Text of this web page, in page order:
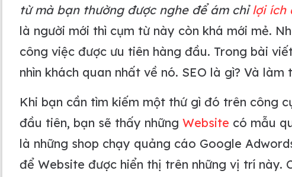
từ mà bạn thường được nghe để ám chỉlợi ích
là người mới thì cụm từ này còn khá mới mẻ.
công việc được ưu tiên hàng đầu. Trong bài
nhìn khách quan nhất về nó. SEO là gì? Và
Khi bạn cần tìm kiếm một thứ gì đó trên công
đầu tiên, bạn sẽ thấy những Website có mẫu
là những shop chạy quảng cáo Google
để Website được hiển thị trên những vị trí này.